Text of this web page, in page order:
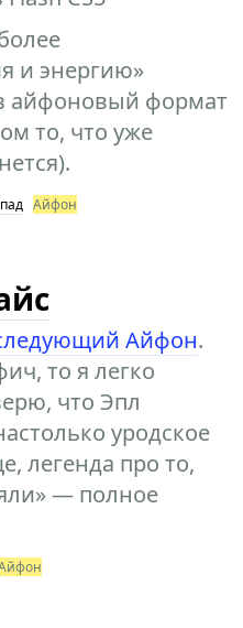
и энергию»
айфоновый формат
то, что уже
Айфон
Айфон.
то я легко
что Эпл
уродское
легенда про то,
— полное